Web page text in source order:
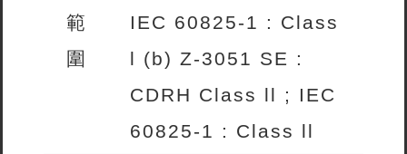
範
圍
IEC 60825-1 : Class
l (b) Z-3051 SE :
CDRH Class ll ; IEC
60825-1 : Class ll